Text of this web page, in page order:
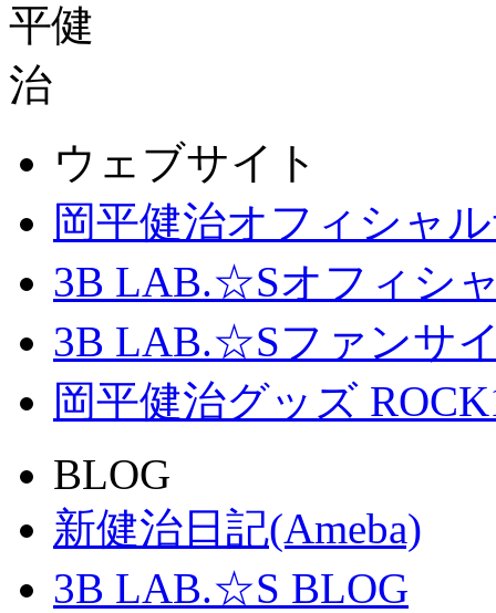
ウェブサイト
岡平健治オフィシャ
3B LAB.☆Sオフィシ
3B LAB.☆Sファンサイ
岡平健治グッズ
BLOG
新健治日記(Ameba)
3B LAB.☆S BLOG